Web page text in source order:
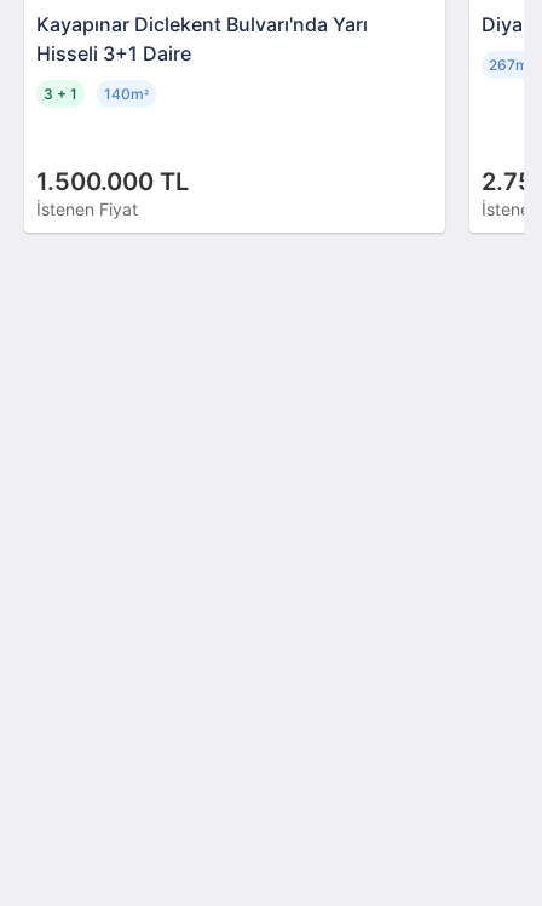
Kayapınar Diclekent Bulvarı'nda Yarı
Hisseli 3+1 Daire
1.500.000 TL
İstenen Fiyat
3 + 1 140m²
267m